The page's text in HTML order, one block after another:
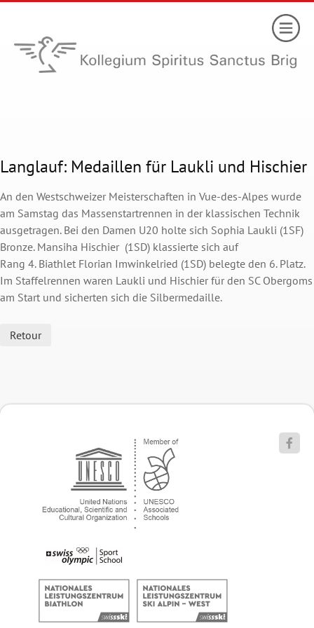
Langlauf: Medaillen für Laukli und Hischier
An den Westschweizer Meisterschaften in Vue-des-Alpes wurde
am Samstag das Massenstartrennen in der klassischen Technik
ausgetragen. Bei den Damen U20 holte sich Sophia Laukli (1SF)
Bronze. Mansiha Hischier (1SD) klassierte sich auf
Rang 4. Biathlet Florian Imwinkelried (1SD) belegte den 6. Platz.
Im Staffelrennen waren Laukli und Hischier für den SC Obergoms
am Start und sicherten sich die Silbermedaille.
Retour
